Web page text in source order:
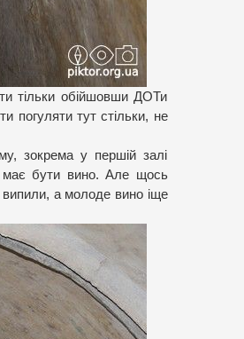
тільки обійшовши ДОТи
погуляти тут стільки, не
зокрема у першій залі
має бути вино. Але щось
а молоде вино іще